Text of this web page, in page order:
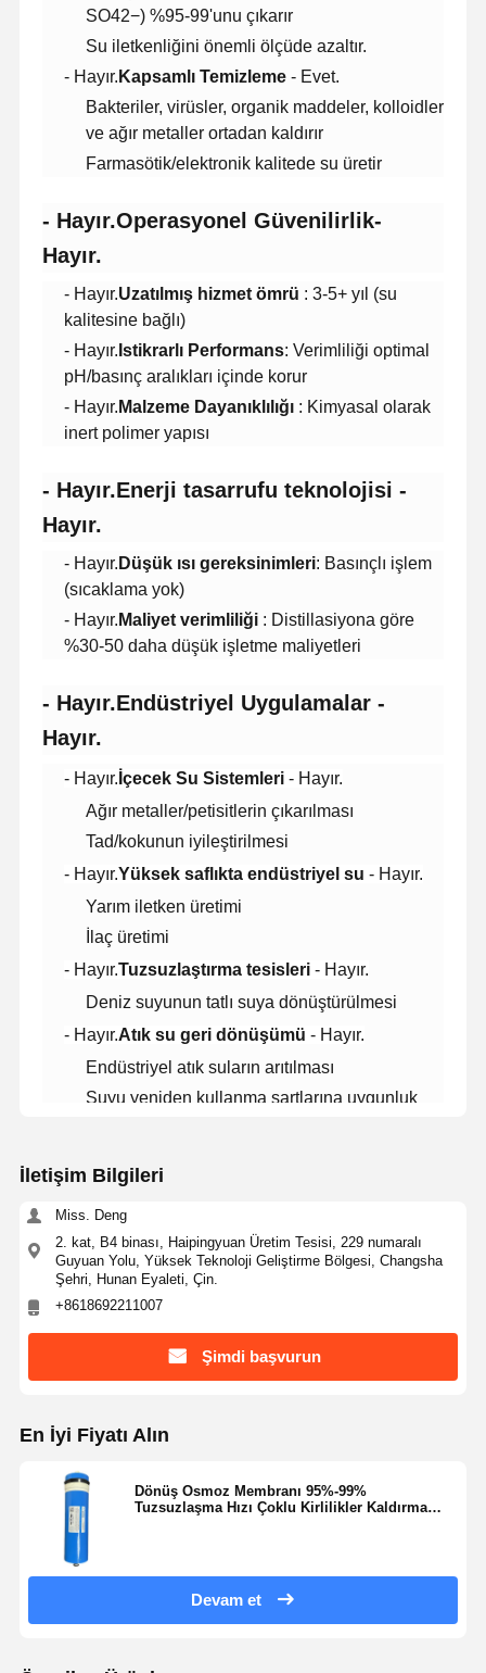
Evde
Bizim
Hakkımızda
Fabrika Turu Kalite Kontrol Bize Ulaşın
Davalar Teklif Alın
Laboratuvar Ultra Saf Su Sistemi
Ultra Saf Su Makinesi
ultra saf su arıtma sistemi
Ultra saf su ekipmanları
Endüstriyel Su Temizleme Sistemi
Deiyonize Su Makinesi
Su Temizleme Tüketicileri
Su Temizleme Sistemi Aksesuarları
SO42−) %95-99'unu çıkarır
Su iletkenliğini önemli ölçüde azaltır.
- Hayır. Kapsamlı Temizleme - Evet.
Bakteriler, virüsler, organik maddeler, kolloidler
ve ağır metaller ortadan kaldırır
Farmasötik/elektronik kalitede su üretir
- Hayır.Operasyonel Güvenilirlik-
Hayır.
- Hayır.Uzatılmış hizmet ömrü : 3-5+ yıl (su
kalitesine bağlı)
- Hayır. Istikrarlı Performans: Verimliliği optimal
pH/basınç aralıkları içinde korur
- Hayır. Malzeme Dayanıklılığı : Kimyasal olarak
inert polimer yapısı
- Hayır.Enerji tasarrufu teknolojisi -
Hayır.
- Hayır. Düşük ısı gereksinimleri: Basınçlı işlem
(sıcaklama yok)
- Hayır. Maliyet verimliliği : Distillasiyona göre
%30-50 daha düşük işletme maliyetleri
- Hayır.Endüstriyel Uygulamalar -
Hayır.
- Hayır. İçecek Su Sistemleri - Hayır.
Ağır metaller/petisitlerin çıkarılması
Tad/kokunun iyileştirilmesi
- Hayır.Yüksek saflıkta endüstriyel su - Hayır.
Yarım iletken üretimi
İlaç üretimi
- Hayır.Tuzsuzlaştırma tesisleri - Hayır.
Deniz suyunun tatlı suya dönüştürülmesi
- Hayır.Atık su geri dönüşümü - Hayır.
Endüstriyel atık suların arıtılması
Suyu yeniden kullanma şartlarına uygunluk
İletişim Bilgileri
Miss. Deng
2. kat, B4 binası, Haipingyuan Üretim Tesisi, 229 numaralı
Guyuan Yolu, Yüksek Teknoloji Geliştirme Bölgesi, Changsha
Şehri, Hunan Eyaleti, Çin.
+8618692211007
Şimdi başvurun
En İyi Fiyatı Alın
Dönüş Osmoz Membranı 95%-99%
Tuzsuzlaşma Hızı Çoklu Kirlilikler Kaldırma
Devam et